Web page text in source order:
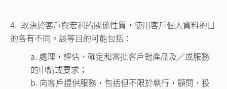
4. 取決於客戶與宏利的關係性質，使用客戶個人資料的目
的各有不同。該等目的可能包括：
a. 處理，評估，確定和審批客戶對產品及／或服務
的申請或要求；
b. 向客戶提供服務，包括但不限於執行，顧問，投